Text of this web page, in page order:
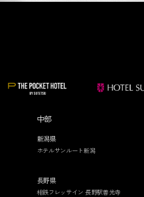
中部
新潟県
ホテルサンルート新潟
長野県
相鉄フレッサイン 長野駅善光寺